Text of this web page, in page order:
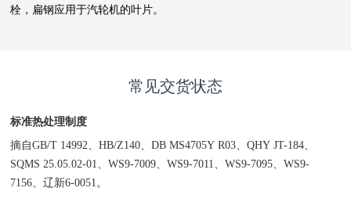
栓，扁钢应用于汽轮机的叶片。
常见交货状态
标准热处理制度
摘自GB/T 14992、HB/Z140、DB MS4705Y R03、QHY JT-184、
SQMS 25.05.02-01、WS9-7009、WS9-7011、WS9-7095、WS9-
7156、辽新6-0051。